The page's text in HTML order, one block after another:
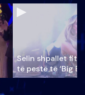
Selin shpallet
të pestë të ‘Big